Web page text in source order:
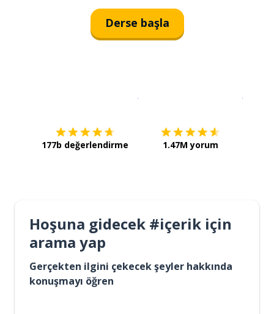
Derse başla
177b değerlendirme 1.47M yorum
Hoşuna gidecek #içerik için
arama yap
Gerçekten ilgini çekecek şeyler hakkında
konuşmayı öğren